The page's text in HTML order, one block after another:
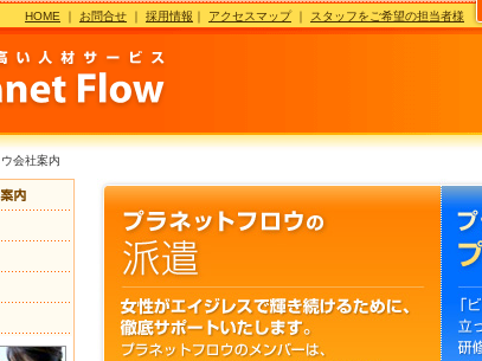
HOME ｜ お問合せ ｜ 採用情報 ｜ アクセスマップ｜ スタッフをご希望の担当者様
会社案内